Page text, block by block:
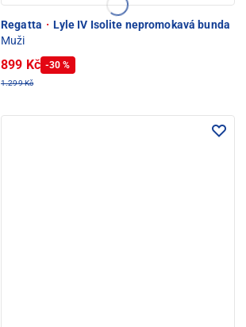
Regatta · Lyle IV Isolite nepromokavá bunda
Muži
899 Kč -30 %
1.299 Kč